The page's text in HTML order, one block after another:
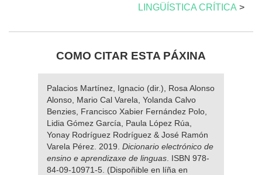
LINGÜÍSTICA CRÍTICA >
COMO CITAR ESTA PÁXINA
Palacios Martínez, Ignacio (dir.), Rosa Alonso
Alonso, Mario Cal Varela, Yolanda Calvo
Benzies, Francisco Xabier Fernández Polo,
Lidia Gómez García, Paula López Rúa,
Yonay Rodríguez Rodríguez & José Ramón
Varela Pérez. 2019. Dicionario electrónico de
ensino e aprendizaxe de linguas . ISBN 978-
84-09-10971-5. (Dispoñible en líña en